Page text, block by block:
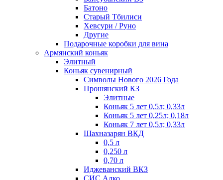
Батоно
Старый Тбилиси
Хевсури / Руно
Другие
Подарочные коробки для вина
Армянский коньяк
Элитный
Коньяк сувенирный
Символы Нового 2026 Года
Прошянский КЗ
Элитные
Коньяк 5 лет 0,5л; 0,33л
Коньяк 5 лет 0,25л; 0,18л
Коньяк 7 лет 0,5л; 0,33л
Шахназарян ВКД
0,5 л
0,250 л
0,70 л
Иджеванский ВКЗ
СИС Алко